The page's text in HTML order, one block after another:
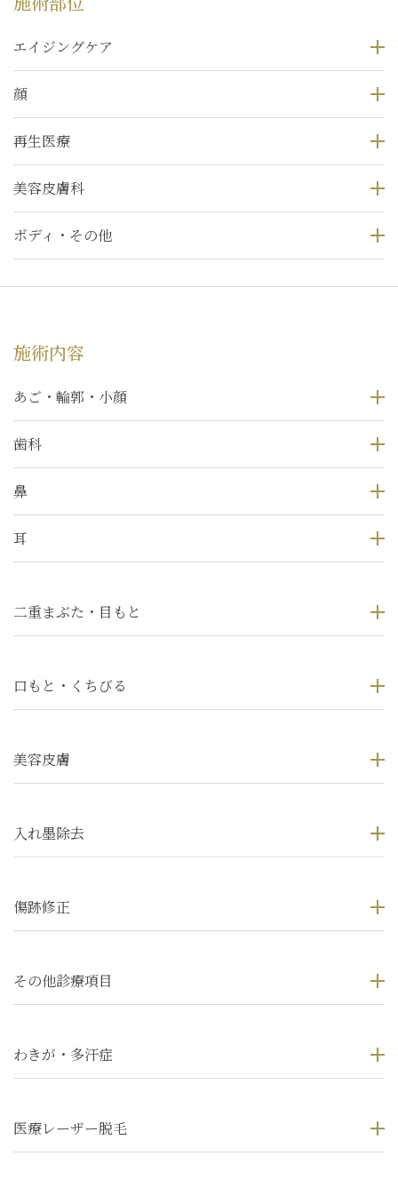
エイジングケア
顔
再生医療
美容皮膚科
ボディ・その他
施術内容
あご・輪郭・小顔
歯科
鼻
耳
二重まぶた・目もと
口もと・くちびる
美容皮膚
入れ墨除去
傷跡修正
その他診療項目
わきが・多汗症
医療レーザー脱毛